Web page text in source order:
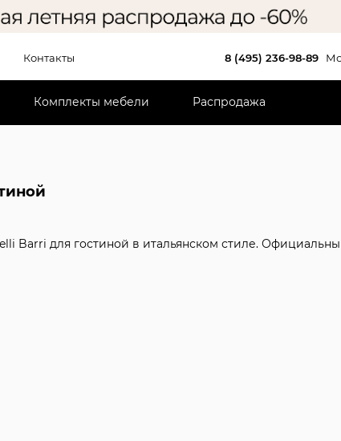
Контакты 8 (495) 236-98-89
Комплекты мебели Распродажа
Barri для гостиной в итальянском стиле.